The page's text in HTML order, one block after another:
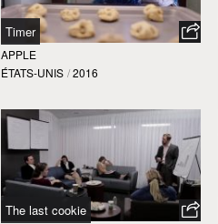
Timer
APPLE
ÉTATS-UNIS / 2016
The last cookie